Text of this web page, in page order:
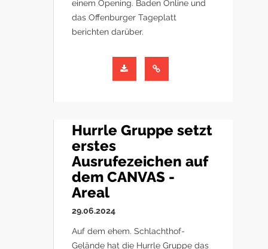
einem Opening. Baden Online und
das Offenburger Tageplatt
berichten darüber.
Hurrle Gruppe setzt
erstes
Ausrufezeichen auf
dem CANVAS -
Areal
29.06.2024
Auf dem ehem. Schlachthof-
Gelände hat die Hurrle Gruppe das